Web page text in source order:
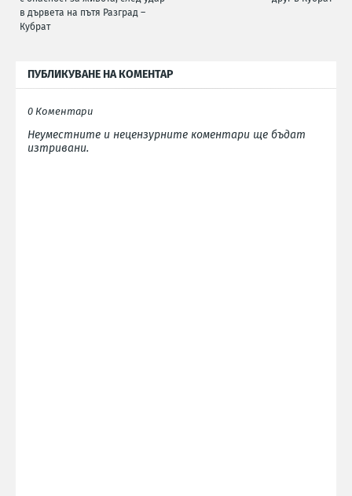
в дървета на пътя Разград –
Кубрат
ПУБЛИКУВАНЕ НА КОМЕНТАР
0 Коментари
Неуместните и нецензурните коментари ще бъдат
изтривани.